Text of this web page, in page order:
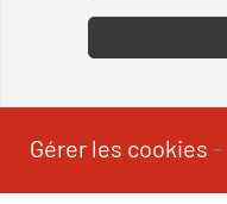
Gérer les cookies -